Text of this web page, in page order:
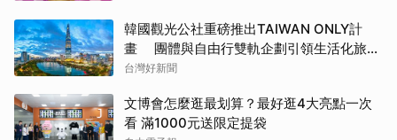
韓國觀光公社重磅推出TAIWAN ONLY計
畫 團體與自由行雙軌企劃引領生活化旅遊
新風潮
台灣好新聞
文博會怎麼逛最划算？最好逛4大亮點一次
看 滿1000元送限定提袋